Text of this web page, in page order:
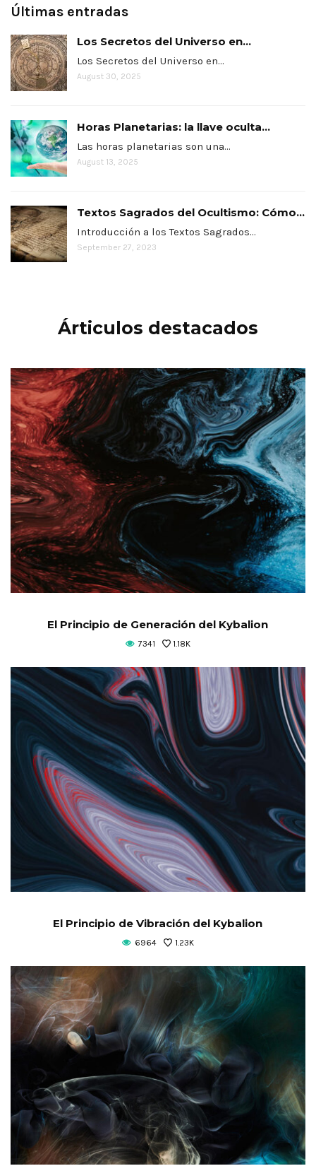
Últimas entradas
Los Secretos del Universo en...
Los Secretos del Universo en…
August 30, 2025
Horas Planetarias: la llave oculta...
Las horas planetarias son una…
August 13, 2025
Textos Sagrados del Ocultismo: Cómo...
Introducción a los Textos Sagrados…
September 27, 2023
Árticulos destacados
El Principio de Generación del Kybalion
7341 1.18K
El Principio de Vibración del Kybalion
6964 1.23K